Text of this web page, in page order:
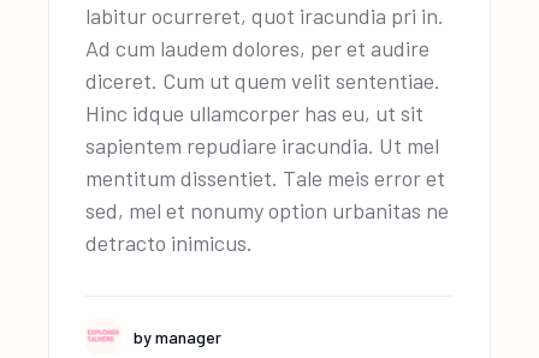
labitur ocurreret, quot iracundia pri in.
Ad cum laudem dolores, per et audire
diceret. Cum ut quem velit sententiae.
Hinc idque ullamcorper has eu, ut sit
sapientem repudiare iracundia. Ut mel
mentitum dissentiet. Tale meis error et
sed, mel et nonumy option urbanitas ne
detracto inimicus.
bymanager